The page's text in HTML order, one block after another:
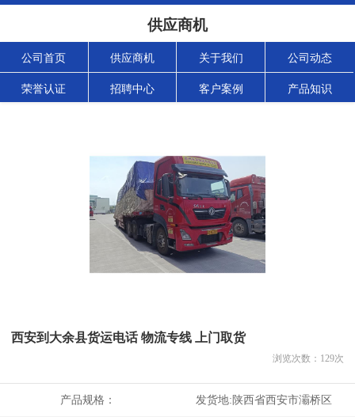
供应商机
公司首页 供应商机 关于我们 公司动态
荣誉认证 招聘中心 客户案例 产品知识
西安到大余县货运电话 物流专线 上门取货
浏览次数： 129次
产品规格： 发货地:陕西省西安市灞桥区